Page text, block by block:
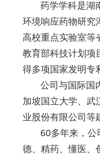
药学学科是湖
环境响应药物研究
高校重点实验室等
教育部科技计划项
得多项国家发明专
公司与国际国
加坡国立大学、武
业股份有限公司等
60多年来，公
德、精药、懂医、